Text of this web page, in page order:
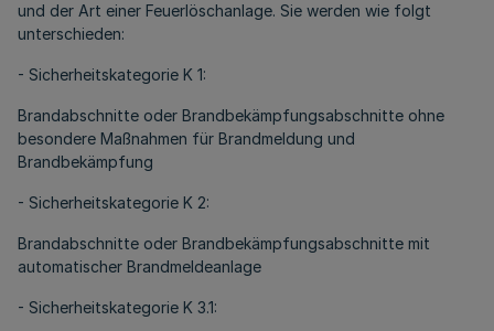
und der Art einer Feuerlöschanlage. Sie werden wie folgt
unterschieden:
- Sicherheitskategorie K 1:
Brandabschnitte oder Brandbekämpfungsabschnitte ohne
besondere Maßnahmen für Brandmeldung und
Brandbekämpfung
- Sicherheitskategorie K 2:
Brandabschnitte oder Brandbekämpfungsabschnitte mit
automatischer Brandmeldeanlage
- Sicherheitskategorie K 3.1: